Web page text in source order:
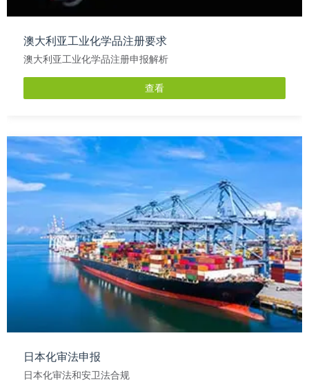
澳大利亚工业化学品注册要求
澳大利亚工业化学品注册申报解析
查看
日本化审法申报
日本化审法和安卫法合规